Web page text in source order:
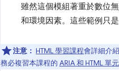
雖然這個模組著重於數位
和環境因素。這些範例只
注意： HTML 學習課程會詳細介
務必複習本課程的 ARIA 和 HTML 單元